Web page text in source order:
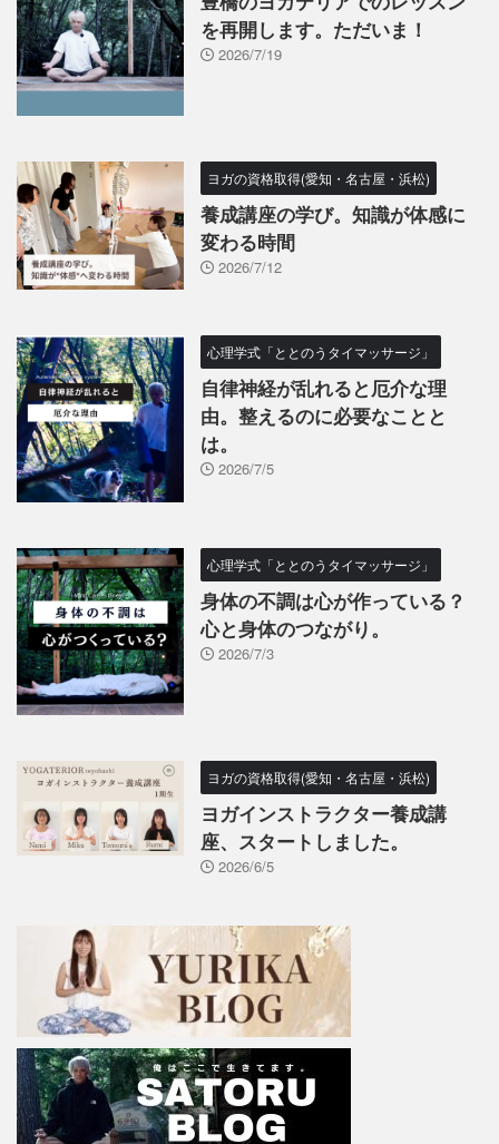
を再開します。ただいま！
2026/7/19
ヨガの資格取得(愛知・名古屋・浜松)
養成講座の学び。知識が体感に
変わる時間
2026/7/12
心理学式「ととのうタイマッサージ」
自律神経が乱れると厄介な理
由。整えるのに必要なことと
は。
2026/7/5
心理学式「ととのうタイマッサージ」
身体の不調は心が作っている？
心と身体のつながり。
2026/7/3
ヨガの資格取得(愛知・名古屋・浜松)
ヨガインストラクター養成講
座、スタートしました。
2026/6/5